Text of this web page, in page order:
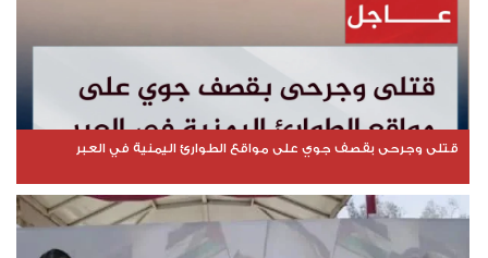
قتلى وجرحى بقصف جوي على مواقع الطوارئ اليمنية في العبر